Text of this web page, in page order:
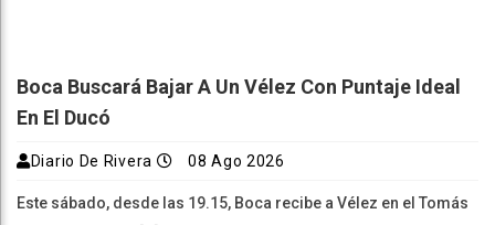
Boca Buscará Bajar A Un Vélez Con Puntaje Ideal
En El Ducó
Diario De Rivera 08 Ago 2026
Este sábado, desde las 19.15, Boca recibe a Vélez en el Tomás